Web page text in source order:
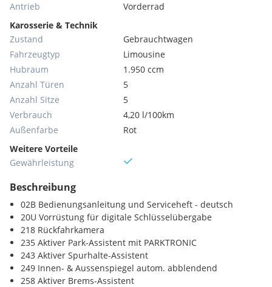
Antrieb
Vorderrad
Karosserie & Technik
Zustand
Gebrauchtwagen
Fahrzeugtyp
Limousine
Hubraum
1.950 ccm
Anzahl Türen
5
Anzahl Sitze
5
Verbrauch
4,20 l/100km
Außenfarbe
Rot
Weitere Vorteile
Gewährleistung
Beschreibung
02B Bedienungsanleitung und Serviceheft - deutsch
20U Vorrüstung für digitale Schlüsselübergabe
218 Rückfahrkamera
235 Aktiver Park-Assistent mit PARKTRONIC
243 Aktiver Spurhalte-Assistent
249 Innen- & Aussenspiegel autom. abblendend
258 Aktiver Brems-Assistent